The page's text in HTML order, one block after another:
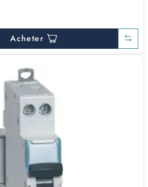
Acheter